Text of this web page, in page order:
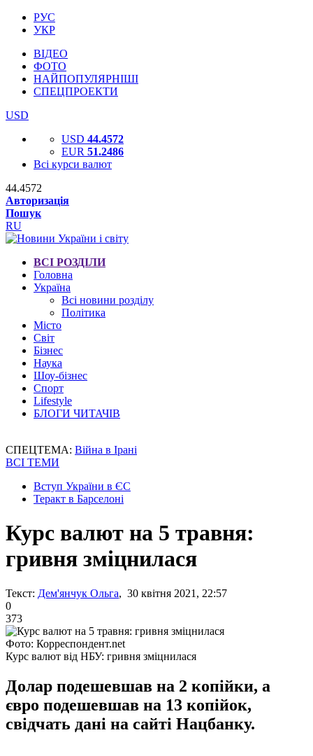
РУС
УКР
ВІДЕО
ФОТО
НАЙПОПУЛЯРНІШІ
СПЕЦПРОЕКТИ
USD
USD 44.4572
EUR 51.2486
Всі курси валют
44.4572
Авторизація
Пошук
RU
ВСІ РОЗДІЛИ
Головна
Україна
Всі новини розділу
Політика
Місто
Світ
Бізнес
Наука
Шоу-бізнес
Спорт
Lifestyle
БЛОГИ ЧИТАЧІВ
СПЕЦТЕМА: Війна в Ірані
ВСІ ТЕМИ
Вступ України в ЄС
Теракт в Барселоні
Курс валют на 5 травня:
гривня зміцнилася
Текст: Дем'янчук Ольга, 30 квітня 2021, 22:57
0
373
Фото: Корреспондент.net
Курс валют від НБУ: гривня зміцнилася
Долар подешевшав на 2 копійки, а
євро подешевшав на 13 копійок,
свідчать дані на сайті Нацбанку.